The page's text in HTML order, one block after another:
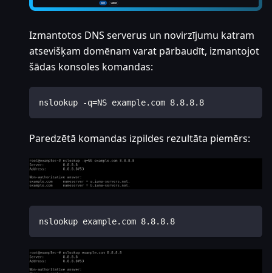
Izmantotos DNS serverus un novirzījumu katram
atsevišķam domēnam varat pārbaudīt, izmantojot
šādas konsoles komandas:
nslookup -q=NS example.com 8.8.8.8
Paredzētā komandas izpildes rezultāta piemērs:
nslookup example.com 8.8.8.8